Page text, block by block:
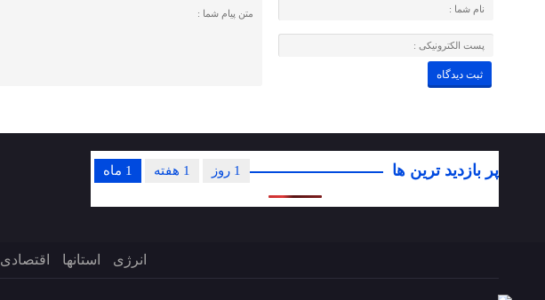
پر بازدید ترین ها 1 ماه 1 هفته 1 روز
انرژی استانها اقتصادی